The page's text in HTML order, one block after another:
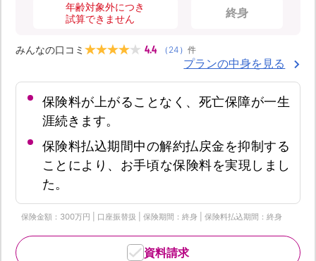
年齢対象外につき
試算できません
終身
みんなの口コミ 4.4 （ 24 ） 件
プランの中身を見る
保険料が上がることなく、死亡保障が一生
涯続きます。
保険料払込期間中の解約払戻金を抑制する
ことにより、お手頃な保険料を実現しまし
た。
保険金額：300万円 | 口座振替扱 | 保険期間：終身 | 保険料払込期間：終身
資料請求